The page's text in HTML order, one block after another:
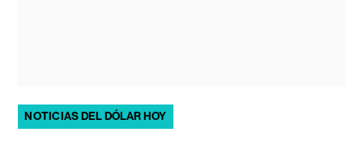
NOTICIAS DEL DÓLAR HOY